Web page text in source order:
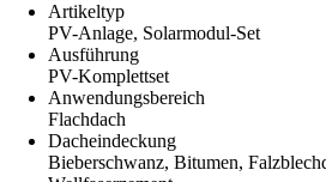
Artikeltyp
PV-Anlage, Solarmodul-Set
Ausführung
PV-Komplettset
Anwendungsbereich
Flachdach
Dacheindeckung
Bieberschwanz, Bitumen,